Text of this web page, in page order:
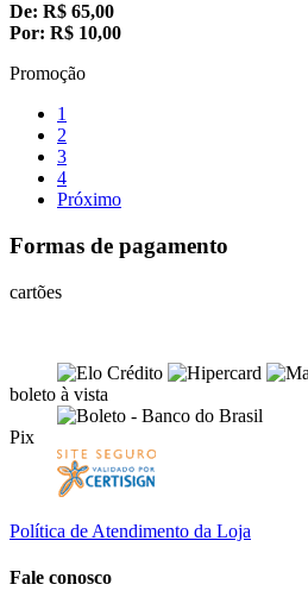
De: R$ 65,00
Por: R$ 10,00
Promoção
1
2
3
4
Próximo
Formas de pagamento
cartões
boleto à vista
Pix
Política de Atendimento da Loja
Fale conosco